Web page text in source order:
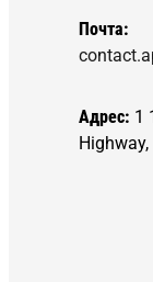
Почта:
Адрес: 1